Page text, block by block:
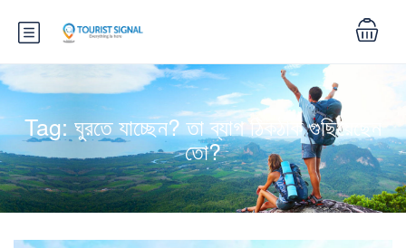
Tag:ঘুরতে যাচ্ছেন? তা ব্যাগ ঠিকঠাক গুছিয়েছেন
তো?